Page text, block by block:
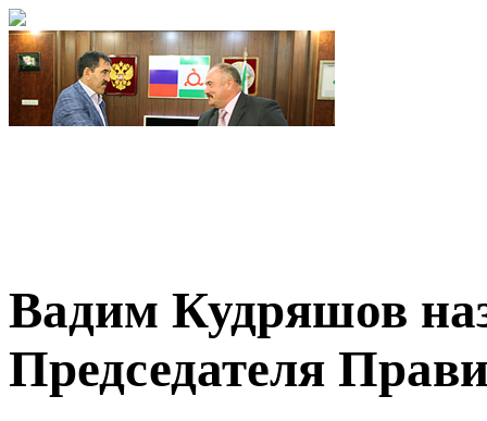
Вадим Кудряшов
Председателя